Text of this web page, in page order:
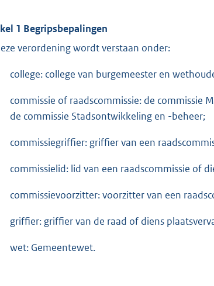
1 Begripsbepalingen
verordening wordt verstaan onder:
college: college van burgemeester en
commissie of raadscommissie: de commissie
de commissie Stadsontwikkeling en -beheer;
commissiegriffier: griffier van een
commissielid: lid van een raadscommissie of
commissievoorzitter: voorzitter van een
griffier: griffier van de raad of diens
wet: Gemeentewet.